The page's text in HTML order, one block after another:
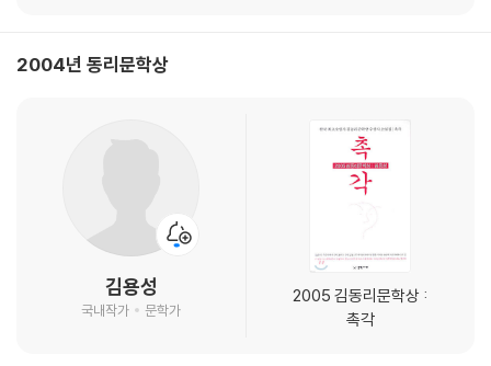
2004년 동리문학상
김용성
국내작가 문학가
2005 김동리문학상 :
촉각